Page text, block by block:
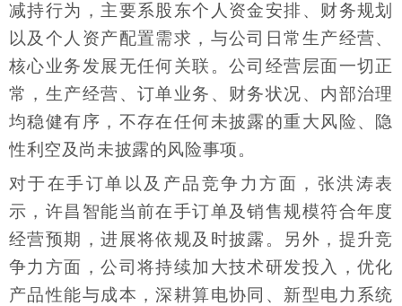
减持行为，主要系股东个人资金安排、财务规划
以及个人资产配置需求，与公司日常生产经营、
核心业务发展无任何关联。公司经营层面一切正
常，生产经营、订单业务、财务状况、内部治理
均稳健有序，不存在任何未披露的重大风险、隐
性利空及尚未披露的风险事项。
对于在手订单以及产品竞争力方面，张洪涛表
示，许昌智能当前在手订单及销售规模符合年度
经营预期，进展将依规及时披露。另外，提升竞
争力方面，公司将持续加大技术研发投入，优化
产品性能与成本，深耕算电协同、新型电力系统